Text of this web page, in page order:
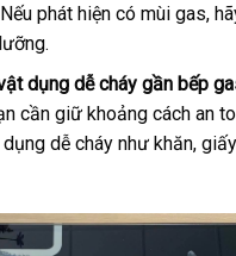
phát hiện có mùi gas,
dụng dễ cháy gần bếp
cần giữ khoảng cách an
dễ cháy như khăn,